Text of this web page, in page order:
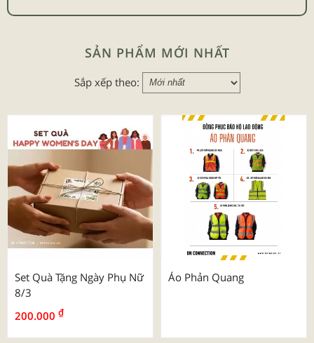
SẢN PHẨM MỚI NHẤT
Sắp xếp theo:
Set Quà Tặng Ngày Phụ Nữ
8/3
200.000 ₫
Áo Phản Quang